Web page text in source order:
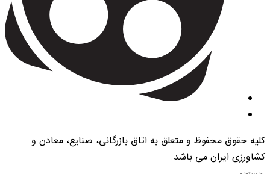
کلیه حقوق محفوظ و متعلق به اتاق بازرگانی، صنایع، معادن و
کشاورزی ایران می باشد.